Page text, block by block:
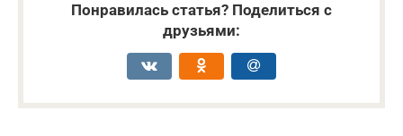
Понравилась статья? Поделиться с
друзьями: